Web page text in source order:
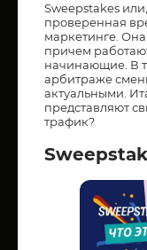
Sweepstakes
проверенная
маркетинге.
причем
начинающие. В
арбитраже
актуальными.
представляют
трафик?